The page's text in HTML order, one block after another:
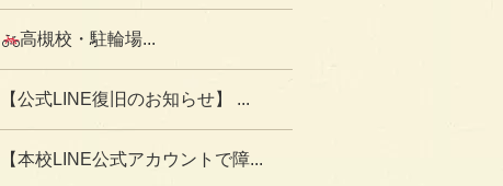
高槻校・駐輪場...
【公式LINE復旧のお知らせ】 ...
【本校LINE公式アカウントで障...